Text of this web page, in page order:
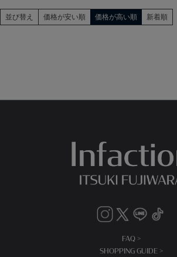
並び替え 価格が安い順 価格が高い順 新着順
FAQ >
SHOPPING GUIDE >